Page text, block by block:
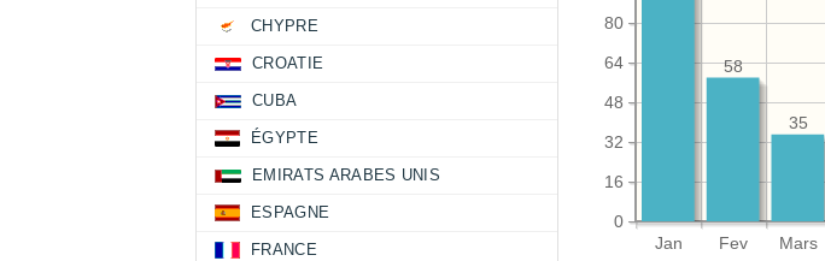
Jan Fev Mars
0
16
32
48
64
80
35
58
CHYPRE
CROATIE
CUBA
ÉGYPTE
EMIRATS ARABES UNIS
ESPAGNE
FRANCE